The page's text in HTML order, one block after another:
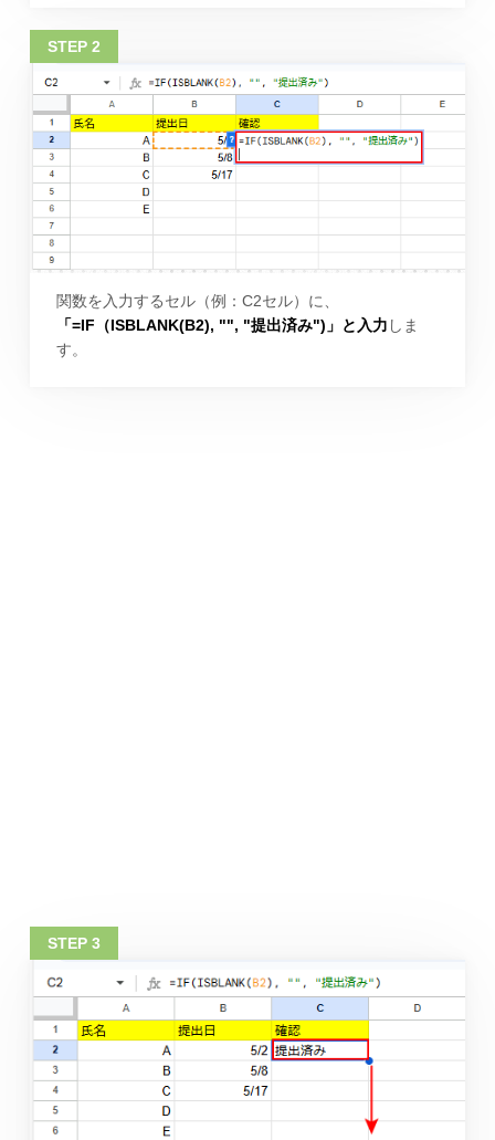
関数を入力するセル（例：C2セル）に、
「=IF（ISBLANK(B2), "", "提出済み")」と入力 しま
す。